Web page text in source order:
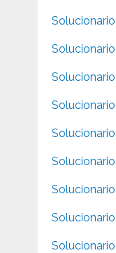
Solucionario